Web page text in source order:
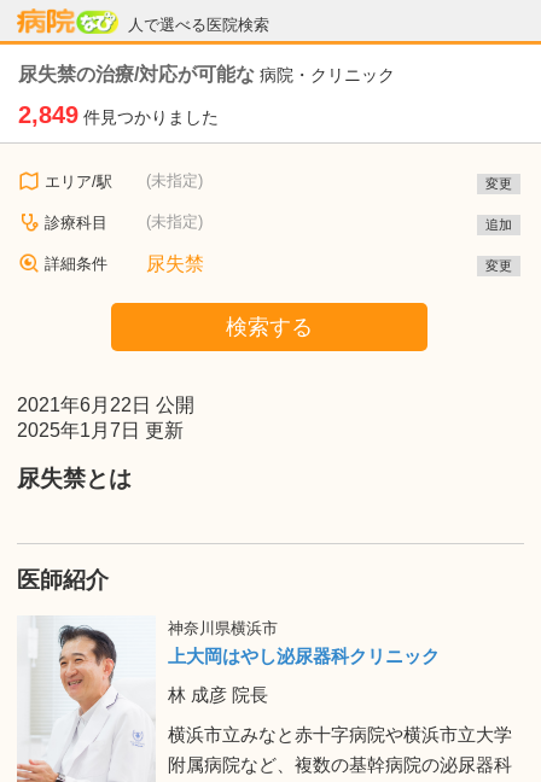
人で選べる医院検索
病院なび
尿失禁の治療/対応が可能な 病院・クリニック
2,849 件見つかりました
エリア/駅 (未指定) 変更
診療科目 (未指定) 追加
詳細条件 尿失禁 変更
検索する
2021年6月22日 公開
2025年1月7日 更新
尿失禁とは
医師紹介
神奈川県横浜市
上大岡はやし泌尿器科クリニック
林 成彦 院長
横浜市立みなと赤十字病院や横浜市立大学
附属病院など、複数の基幹病院の泌尿器科